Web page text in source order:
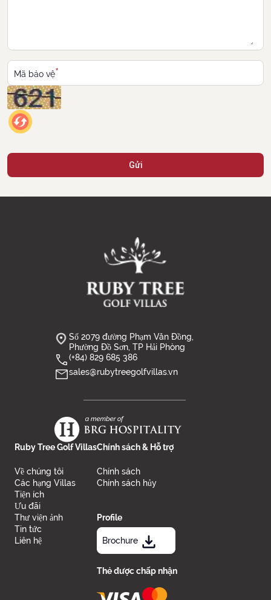
Mã bảo vệ*
Gửi
Số 2079 đường Phạm Văn Đồng,
Phường Đồ Sơn, TP Hải Phòng
(+84) 829 685 386
sales@rubytreegolfvillas.vn
Ruby Tree Golf Villas
Về chúng tôi
Các hạng Villas
Tiện ích
Ưu đãi
Thư viện ảnh
Tin tức
Liên hệ
Chính sách & Hỗ trợ
Chính sách
Chính sách hủy
Profile
Brochure
Thẻ được chấp nhận